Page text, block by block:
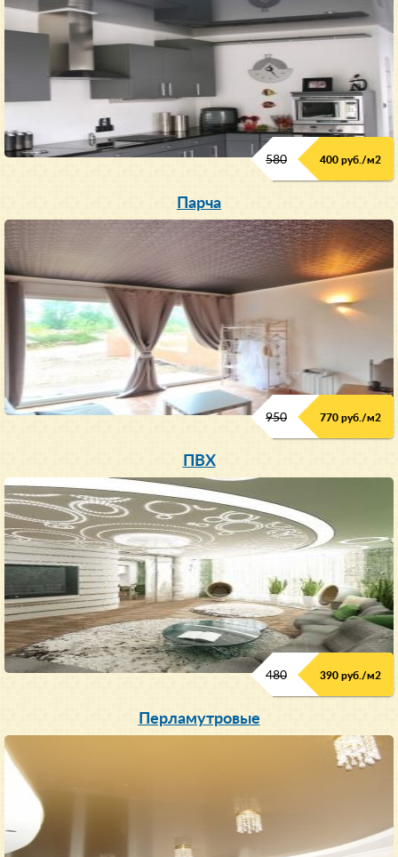
580 400 руб./м2
Парча
950 770 руб./м2
ПВХ
480 390 руб./м2
Перламутровые